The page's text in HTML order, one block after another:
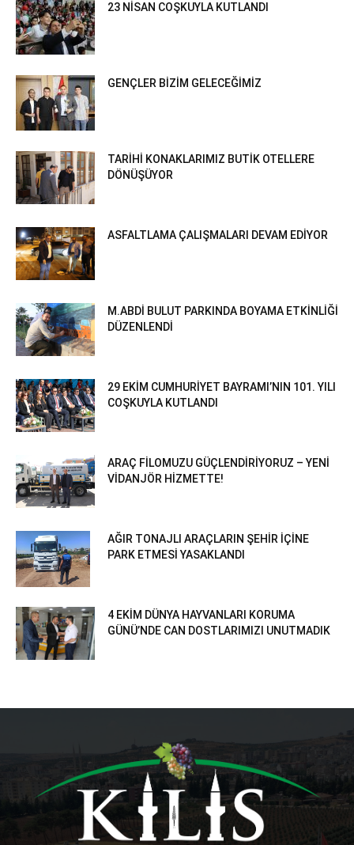
23 NİSAN COŞKUYLA KUTLANDI
GENÇLER BİZİM GELECEĞİMİZ
TARİHİ KONAKLARIMIZ BUTİK OTELLERE
DÖNÜŞÜYOR
ASFALTLAMA ÇALIŞMALARI DEVAM EDİYOR
M.ABDİ BULUT PARKINDA BOYAMA ETKİNLİĞİ
DÜZENLENDİ
29 EKİM CUMHURİYET BAYRAMI’NIN 101. YILI
COŞKUYLA KUTLANDI
ARAÇ FİLOMUZU GÜÇLENDİRİYORUZ – YENİ
VİDANJÖR HİZMETTE!
AĞIR TONAJLI ARAÇLARIN ŞEHİR İÇİNE
PARK ETMESİ YASAKLANDI
4 EKİM DÜNYA HAYVANLARI KORUMA
GÜNÜ’NDE CAN DOSTLARIMIZI UNUTMADIK